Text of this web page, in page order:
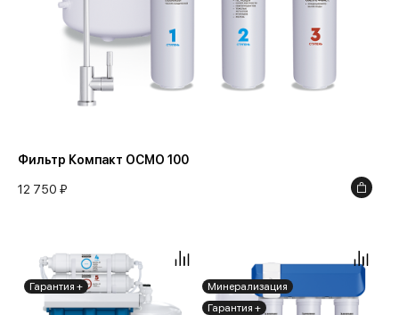
Фильтр Компакт ОСМО 100
12 750 ₽
Гарантия +
Минерализация
Гарантия +